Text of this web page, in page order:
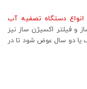
انواع دستگاه تصفیه آب
و فیلتر اکسیژن ساز نیز
یا دو سال عوض شود تا در